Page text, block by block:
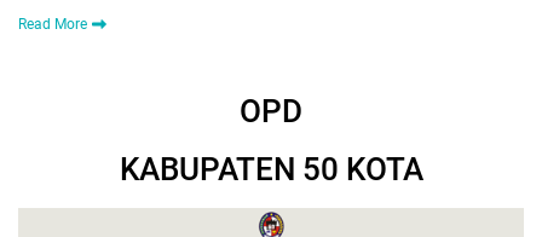
Read More
OPD
KABUPATEN 50 KOTA